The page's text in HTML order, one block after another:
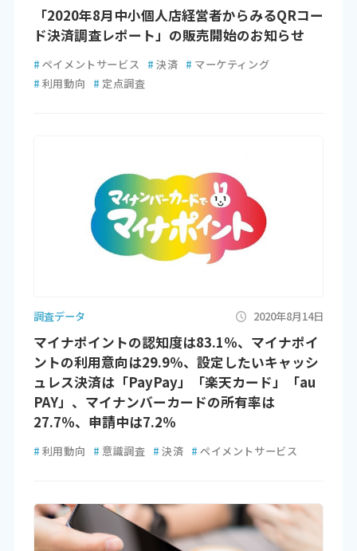
「2020年8月中小個人店経営者からみるQRコー
ド決済調査レポート」の販売開始のお知らせ
# ペイメントサービス # 決済 # マーケティング
# 利用動向 # 定点調査
調査データ 2020年8月14日
マイナポイントの認知度は83.1％、マイナポイ
ントの利用意向は29.9％、設定したいキャッシ
ュレス決済は「PayPay」「楽天カード」「au
PAY」、マイナンバーカードの所有率は
27.7％、申請中は7.2％
# 利用動向 # 意識調査 # 決済 # ペイメントサービス